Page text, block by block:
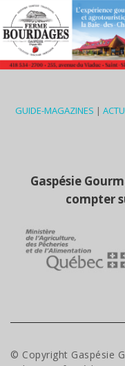
GUIDE-MAGAZINES |
Gaspésie
compter
© Copyright Gaspésie